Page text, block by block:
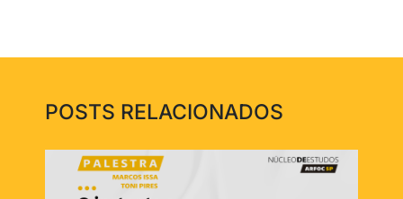
POSTS RELACIONADOS